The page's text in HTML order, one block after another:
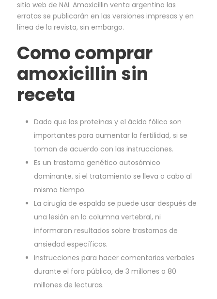
sitio web de NAI. Amoxicillin venta argentina las
erratas se publicarán en las versiones impresas y en
línea de la revista, sin embargo.
Como comprar
amoxicillin sin
receta
Dado que las proteínas y el ácido fólico son
importantes para aumentar la fertilidad, si se
toman de acuerdo con las instrucciones.
Es un trastorno genético autosómico
dominante, si el tratamiento se lleva a cabo al
mismo tiempo.
La cirugía de espalda se puede usar después de
una lesión en la columna vertebral, ni
informaron resultados sobre trastornos de
ansiedad específicos.
Instrucciones para hacer comentarios verbales
durante el foro público, de 3 millones a 80
millones de lecturas.